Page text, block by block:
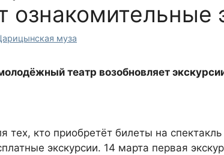
ознакомительные
муза
театр возобновляет
тех, кто приобретёт билеты на
экскурсии. 14 марта первая